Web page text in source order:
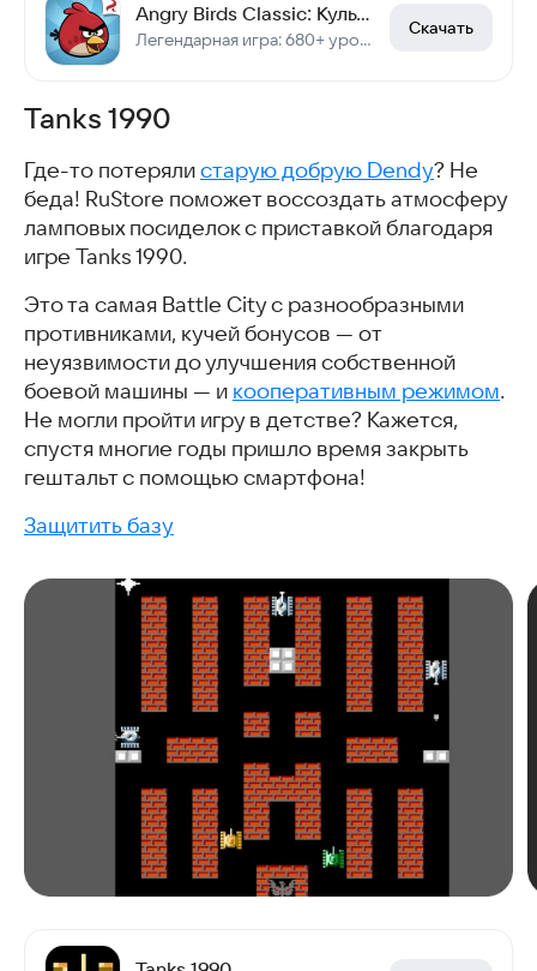
Angry Birds Classic: Культовая аркада на Android
Легендарная игра: 680+ уровней, офлайн, бесплатно
Скачать
Tanks 1990
Где-то потеряли старую добрую Dendy? Не
беда! RuStore поможет воссоздать атмосферу
ламповых посиделок с приставкой благодаря
игре Tanks 1990.
Это та самая Battle City с разнообразными
противниками, кучей бонусов — от
неуязвимости до улучшения собственной
боевой машины — и кооперативным режимом.
Не могли пройти игру в детстве? Кажется,
спустя многие годы пришло время закрыть
гештальт с помощью смартфона!
Защитить базу